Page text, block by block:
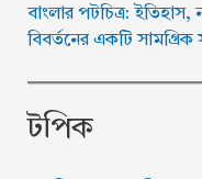
বাংলার পটচিত্র:
বিবর্তনের একটি সামগ্রিক
টপিক